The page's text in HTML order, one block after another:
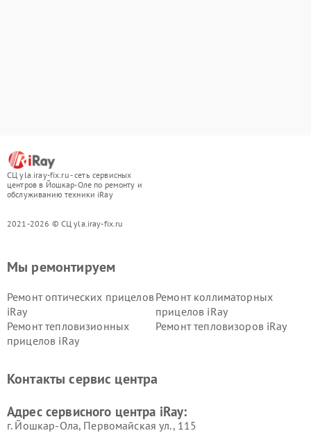
СЦ yla.iray-fix.ru - сеть сервисных
центров в Йошкар-Оле по ремонту и
обслуживанию техники iRay
2021-2026 © СЦ yla.iray-fix.ru
Мы ремонтируем
Ремонт оптических прицелов
iRay
Ремонт коллиматорных
прицелов iRay
Ремонт тепловизионных
прицелов iRay
Ремонт тепловизоров iRay
Контакты сервис центра
Адрес сервисного центра iRay:
г. Йошкар-Ола, Первомайская ул., 115